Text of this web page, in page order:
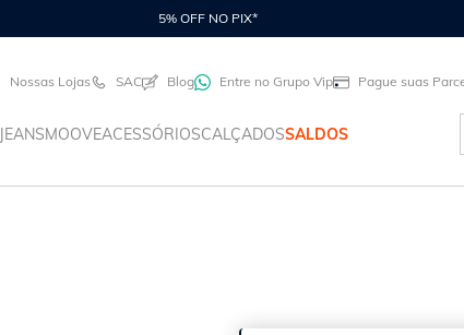
5% OFF NO PIX*
Nossas Lojas SAC Blog Entre no Grupo Vip Pague suas
JEANSMOOVEACESSÓRIOSCALÇADOSSALDOS